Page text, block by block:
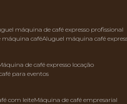
máquina de café expresso profissional
máquina café aluguel máquina café
máquina de café expresso locação
para eventos
com leite
máquina de café empresarial